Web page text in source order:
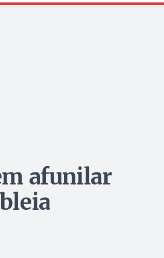
afunilar